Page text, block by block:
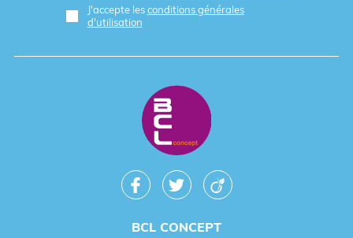
J'accepte lesconditions générales
d'utilisation
BCL CONCEPT